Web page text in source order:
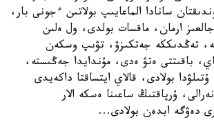
سانادا الماعايىپ بولاتىن ءجونى بار،
جالعىز ارمان، ماقسات بولدى، ول ەلىن
تەڭدىككە جەتكىزۋ، تۋىپ وسكەن
باقىتتى ەتۋ ەدى، مۇندايدا جەڭىستە،
بولادى، قالاي ايتساقتا داكەيدى
ۇرپاقتىڭ ساعىنا ەسكە الار
دەۋگە ابدەن بولادى...